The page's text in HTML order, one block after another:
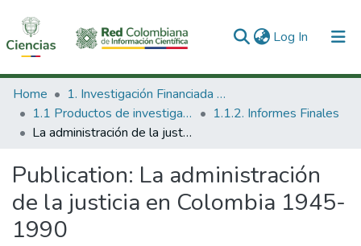
Log In (current)
Communities & Collections
All of DSpace
Home
1. Investigación Financiada con Recursos Públicos
1.1 Productos de investigación
1.1.2. Informes Finales
La administración de la justicia en Colombia 1945-1990
Publication: La administración
de la justicia en Colombia 1945-
1990